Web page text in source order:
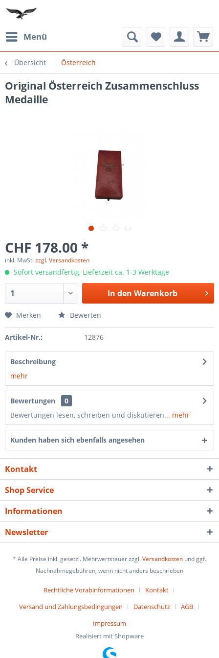
Menü
Übersicht Österreich
Original Österreich Zusammenschluss
Medaille
CHF 178.00 *
inkl. MwSt.zzgl. Versandkosten
Sofort versandfertig, Lieferzeit ca. 1-3 Werktage
In den Warenkorb
Merken Bewerten
Artikel-Nr.: 12876
Beschreibung
mehr
Bewertungen
0
Bewertungen lesen, schreiben und diskutieren... mehr
Kunden haben sich ebenfalls angesehen
Kontakt
Shop Service
Informationen
Newsletter
* Alle Preise inkl. gesetzl. Mehrwertsteuer zzgl.Versandkosten und ggf.
Nachnahmegebühren, wenn nicht anders beschrieben
Rechtliche Vorabinformationen
Kontakt
Versand und Zahlungsbedingungen
Datenschutz
AGB
Impressum
Realisiert mit Shopware